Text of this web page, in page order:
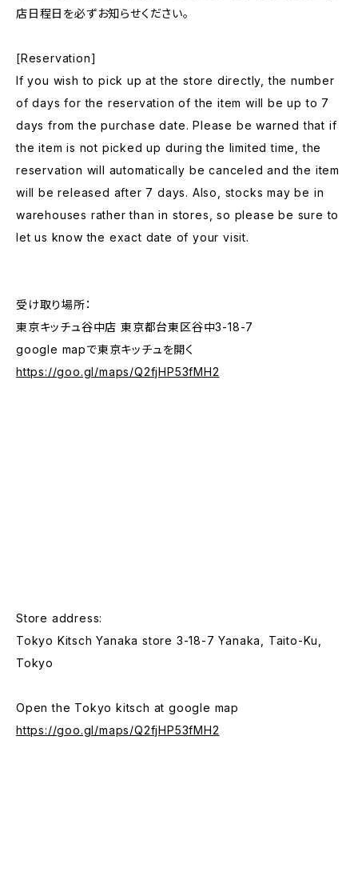
店日程日を必ずお知らせください。
[Reservation]
If you wish to pick up at the store directly, the number
of days for the reservation of the item will be up to 7
days from the purchase date. Please be warned that if
the item is not picked up during the limited time, the
reservation will automatically be canceled and the item
will be released after 7 days. Also, stocks may be in
warehouses rather than in stores, so please be sure to
let us know the exact date of your visit.
受け取り場所：
東京キッチュ谷中店 東京都台東区谷中3-18-7
google mapで東京キッチュを開く
https://goo.gl/maps/Q2fjHP53fMH2
Store address:
Tokyo Kitsch Yanaka store 3-18-7 Yanaka, Taito-Ku,
Tokyo
Open the Tokyo kitsch at google map
https://goo.gl/maps/Q2fjHP53fMH2